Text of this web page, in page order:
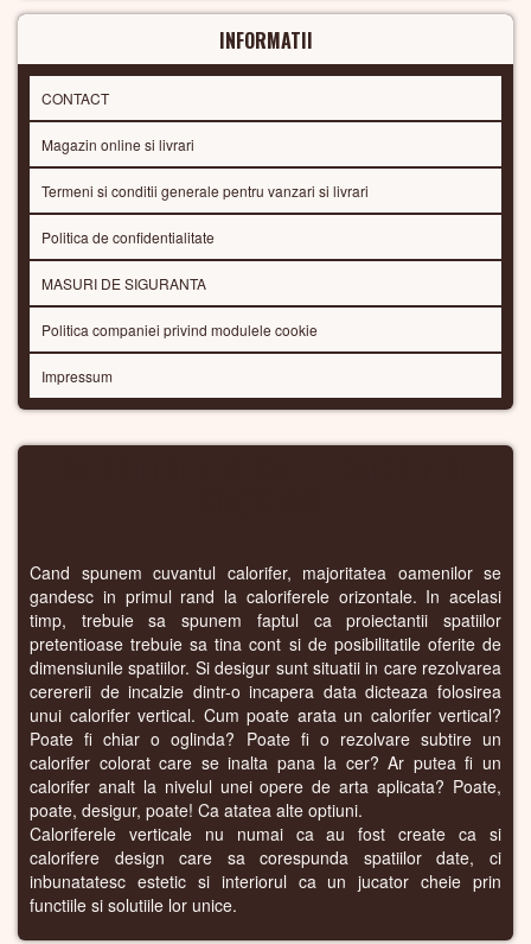
INFORMATII
CONTACT
Magazin online si livrari
Termeni si conditii generale pentru vanzari si livrari
Politica de confidentialitate
MASURI DE SIGURANTA
Politica companiei privind modulele cookie
Impressum
Cand spunem cuvantul calorifer, majoritatea oamenilor se
gandesc in primul rand la caloriferele orizontale. In acelasi
timp, trebuie sa spunem faptul ca proiectantii spatiilor
pretentioase trebuie sa tina cont si de posibilitatile oferite de
dimensiunile spatiilor. Si desigur sunt situatii in care rezolvarea
cerererii de incalzie dintr-o incapera data dicteaza folosirea
unui calorifer vertical. Cum poate arata un calorifer vertical?
Poate fi chiar o oglinda? Poate fi o rezolvare subtire un
calorifer colorat care se inalta pana la cer? Ar putea fi un
calorifer analt la nivelul unei opere de arta aplicata? Poate,
poate, desigur, poate! Ca atatea alte optiuni.
Caloriferele verticale nu numai ca au fost create ca si
calorifere design care sa corespunda spatiilor date, ci
inbunatatesc estetic si interiorul ca un jucator cheie prin
functiile si solutiile lor unice.